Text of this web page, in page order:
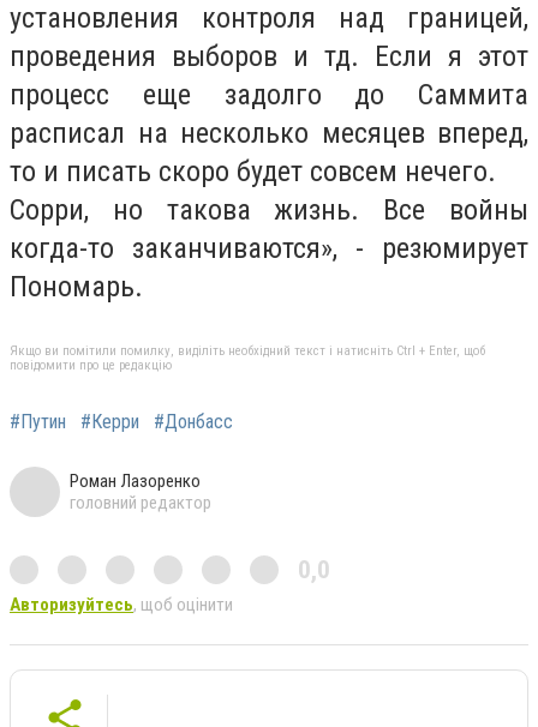
установления контроля над границей,
проведения выборов и тд. Если я этот
процесс еще задолго до Саммита
расписал на несколько месяцев вперед,
то и писать скоро будет совсем нечего.
Сорри, но такова жизнь. Все войны
когда-то заканчиваются», - резюмирует
Пономарь.
Якщо ви помітили помилку, виділіть необхідний текст і натисніть Ctrl + Enter, щоб
повідомити про це редакцію
#Путин #Керри #Донбасс
Роман Лазоренко
головний редактор
0,0
Авторизуйтесь, щоб оцінити